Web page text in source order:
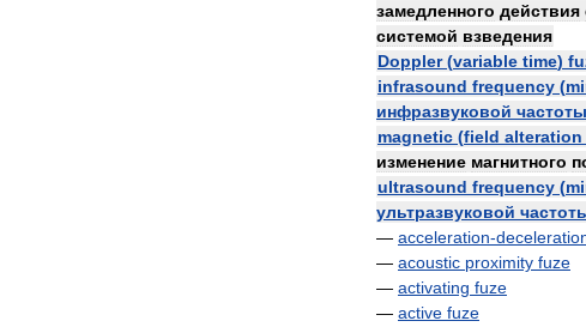
замедленного действия
системой взведения
Doppler(variable time)
infrasound frequency (
инфразвуковой частоты
magnetic (field alteration
изменение магнитного
ultrasound frequency (
ультразвуковой
— acceleration-
— acoustic proximity fuze
— activating fuze
— active fuze